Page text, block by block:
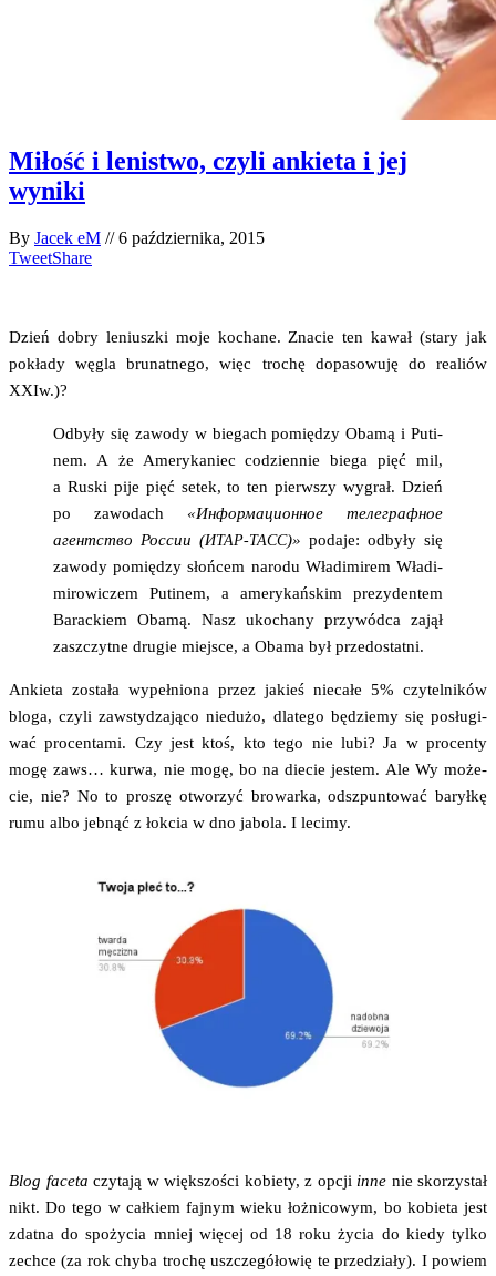
Miłość i lenistwo, czyli ankieta i jej
wyniki
By Jacek eM //6 października, 2015
TweetShare
Dzień dobry leniusz­ki moje kocha­ne. Zna­cie ten kawał (sta­ry jak
pokła­dy węgla bru­nat­ne­go, więc tro­chę dopa­so­wu­ję do realiów
XXIw.)?
Odby­ły się zawo­dy w bie­gach pomię­dzy Oba­mą i Puti­
nem. A że Ame­ry­ka­niec codzien­nie bie­ga pięć mil,
a Ruski pije pięć setek, to ten pierw­szy wygrał. Dzień
po zawo­dach «Информационное телеграфное
агентство России (ИТАР-ТАСС)» poda­je: odby­ły się
zawo­dy pomię­dzy słoń­cem naro­du Wła­di­mi­rem Wła­di­
mi­ro­wi­czem Puti­nem, a ame­ry­kań­skim pre­zy­den­tem
Barac­kiem Oba­mą. Nasz uko­cha­ny przy­wód­ca zajął
zaszczyt­ne dru­gie miej­sce, a Oba­ma był przedostatni.
Ankie­ta zosta­ła wypeł­nio­na przez jakieś nie­ca­łe 5% czy­tel­ni­ków
blo­ga, czy­li zawsty­dza­ją­co nie­du­żo, dla­te­go będzie­my się posłu­gi­
wać pro­cen­ta­mi. Czy jest ktoś, kto tego nie lubi? Ja w pro­cen­ty
mogę zaws… kur­wa, nie mogę, bo na die­cie jestem. Ale Wy może­
cie, nie? No to pro­szę otwo­rzyć bro­war­ka, odszpun­to­wać barył­kę
rumu albo jeb­nąć z łok­cia w dno jabo­la. I lecimy.
Blog face­ta czy­ta­ją w więk­szo­ści kobie­ty, z opcji inne nie sko­rzy­stał
nikt. Do tego w cał­kiem faj­nym wie­ku łoż­ni­co­wym, bo kobie­ta jest
zdat­na do spo­ży­cia mniej wię­cej od 18 roku życia do kie­dy tyl­ko
zechce (za rok chy­ba tro­chę uszcze­gó­ło­wię te prze­dzia­ły). I powiem